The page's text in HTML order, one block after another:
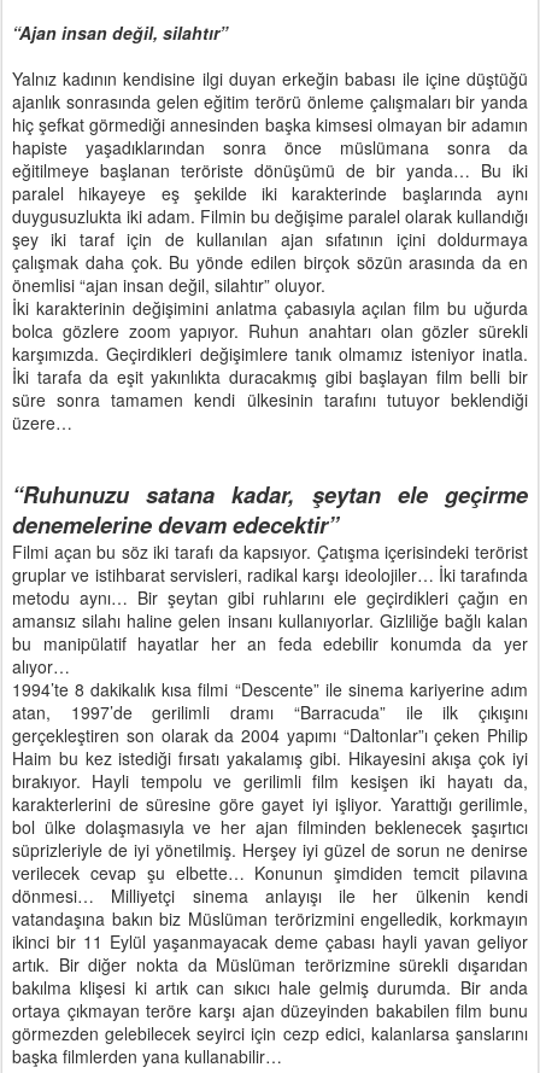
“Ajan insan değil, silahtır”
Yalnız kadının kendisine ilgi duyan erkeğin babası ile içine düştüğü
ajanlık sonrasında gelen eğitim terörü önleme çalışmaları bir yanda
hiç şefkat görmediği annesinden başka kimsesi olmayan bir adamın
hapiste yaşadıklarından sonra önce müslümana sonra da
eğitilmeye başlanan teröriste dönüşümü de bir yanda… Bu iki
paralel hikayeye eş şekilde iki karakterinde başlarında aynı
duygusuzlukta iki adam. Filmin bu değişime paralel olarak kullandığı
şey iki taraf için de kullanılan ajan sıfatının içini doldurmaya
çalışmak daha çok. Bu yönde edilen birçok sözün arasında da en
önemlisi “ajan insan değil, silahtır” oluyor.
İki karakterinin değişimini anlatma çabasıyla açılan film bu uğurda
bolca gözlere zoom yapıyor. Ruhun anahtarı olan gözler sürekli
karşımızda. Geçirdikleri değişimlere tanık olmamız isteniyor inatla.
İki tarafa da eşit yakınlıkta duracakmış gibi başlayan film belli bir
süre sonra tamamen kendi ülkesinin tarafını tutuyor beklendiği
üzere…
“Ruhunuzu satana kadar, şeytan ele geçirme
denemelerine devam edecektir”
Filmi açan bu söz iki tarafı da kapsıyor. Çatışma içerisindeki terörist
gruplar ve istihbarat servisleri, radikal karşı ideolojiler… İki tarafında
metodu aynı… Bir şeytan gibi ruhlarını ele geçirdikleri çağın en
amansız silahı haline gelen insanı kullanıyorlar. Gizliliğe bağlı kalan
bu manipülatif hayatlar her an feda edebilir konumda da yer
alıyor…
1994’te 8 dakikalık kısa filmi “Descente” ile sinema kariyerine adım
atan, 1997’de gerilimli dramı “Barracuda” ile ilk çıkışını
gerçekleştiren son olarak da 2004 yapımı “Daltonlar”ı çeken Philip
Haim bu kez istediği fırsatı yakalamış gibi. Hikayesini akışa çok iyi
bırakıyor. Hayli tempolu ve gerilimli film kesişen iki hayatı da,
karakterlerini de süresine göre gayet iyi işliyor. Yarattığı gerilimle,
bol ülke dolaşmasıyla ve her ajan filminden beklenecek şaşırtıcı
süprizleriyle de iyi yönetilmiş. Herşey iyi güzel de sorun ne denirse
verilecek cevap şu elbette… Konunun şimdiden temcit pilavına
dönmesi… Milliyetçi sinema anlayışı ile her ülkenin kendi
vatandaşına bakın biz Müslüman terörizmini engelledik, korkmayın
ikinci bir 11 Eylül yaşanmayacak deme çabası hayli yavan geliyor
artık. Bir diğer nokta da Müslüman terörizmine sürekli dışarıdan
bakılma klişesi ki artık can sıkıcı hale gelmiş durumda. Bir anda
ortaya çıkmayan teröre karşı ajan düzeyinden bakabilen film bunu
görmezden gelebilecek seyirci için cezp edici, kalanlarsa şanslarını
başka filmlerden yana kullanabilir…